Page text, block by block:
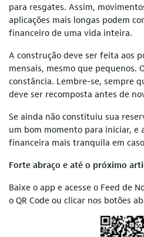
para resgates. Assim,
aplicações mais longas podem
financeiro de uma vida inteira.
A construção deve ser feita aos
mensais, mesmo que pequenos.
constância. Lembre-se, sempre
deve ser recomposta antes de
Se ainda não constituiu sua
um bom momento para iniciar, e
financeira mais tranquila em
Forte abraço e até o próximo
Baixe o app e acesse o Feed de
o QR Code ou clicar nos botões